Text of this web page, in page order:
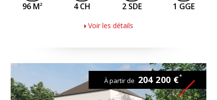
96 M2 4 CH 2 SDE 1 GGE
Voir les détails
À partir de 204 200 €*